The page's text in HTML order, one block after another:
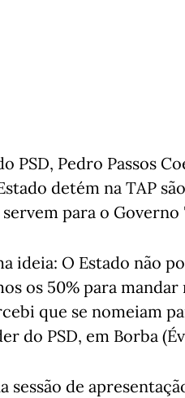
PSD, Pedro Passos
detém na TAP
servem para o
ideia: O Estado não
os 50% para mandar
que se nomeiam
do PSD, em Borba
sessão de